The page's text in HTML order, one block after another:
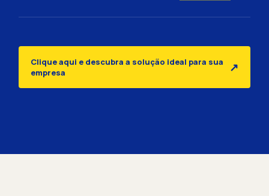
Clique aqui e descubra a solução ideal para sua
empresa
↗